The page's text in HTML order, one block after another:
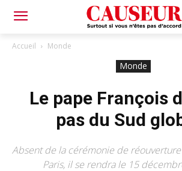
Accueil Monde
Monde
Le pape François
pas du Sud
Absent de la cérémonie de
Paris, il se rendra le 15